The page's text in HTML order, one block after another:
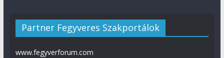
Partner Fegyveres Szakportálok
www.fegyverforum.com